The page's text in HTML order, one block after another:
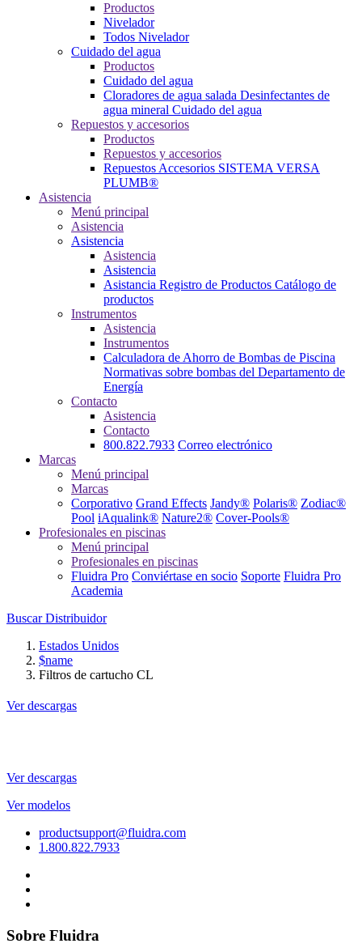
Productos
Nivelador
Todos Nivelador
Cuidado del agua
Productos
Cuidado del agua
Cloradores de agua salada Desinfectantes de
agua mineral Cuidado del agua
Repuestos y accesorios
Productos
Repuestos y accesorios
Repuestos Accesorios SISTEMA VERSA
PLUMB®
Asistencia
Menú principal
Asistencia
Asistencia
Asistencia
Asistencia
Asistancia Registro de Productos Catálogo de
productos
Instrumentos
Asistencia
Instrumentos
Calculadora de Ahorro de Bombas de Piscina
Normativas sobre bombas del Departamento de
Energía
Contacto
Asistencia
Contacto
800.822.7933 Correo electrónico
Marcas
Menú principal
Marcas
Corporativo Grand Effects Jandy® Polaris® Zodiac®
Pool iAqualink® Nature2® Cover-Pools®
Profesionales en piscinas
Menú principal
Profesionales en piscinas
Fluidra Pro Conviértase en socio Soporte Fluidra Pro
Academia
Buscar Distribuidor
Estados Unidos
$name
Filtros de cartucho CL
Ver descargas
Ver descargas
Ver modelos
productsupport@fluidra.com
1.800.822.7933
Sobre Fluidra